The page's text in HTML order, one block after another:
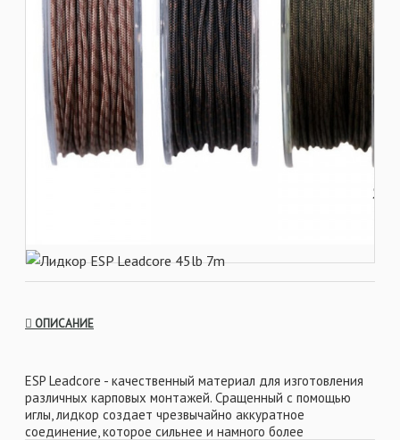
ОПИСАНИЕ
ESP Leadcore - качественный материал для изготовления
различных карповых монтажей. Сращенный с помощью
иглы, лидкор создает чрезвычайно аккуратное
соединение, которое сильнее и намного более